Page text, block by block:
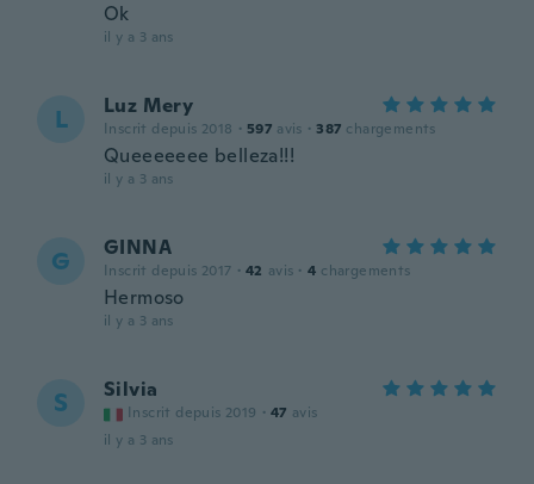
Ok
il y a 3 ans
L Luz Mery
Inscrit depuis 2018 · 597 avis · 387 chargements
Queeeeeee belleza!!!
il y a 3 ans
G GINNA
Inscrit depuis 2017 · 42 avis · 4 chargements
Hermoso
il y a 3 ans
S Silvia
Inscrit depuis 2019 · 47 avis
il y a 3 ans